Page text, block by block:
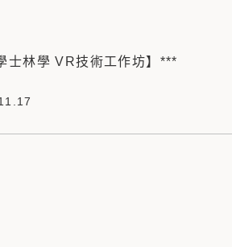
士林學 VR技術工作坊】***